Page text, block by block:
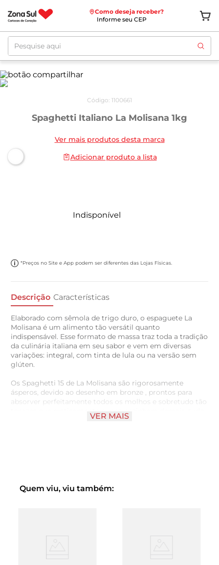
Como deseja receber?
Informe seu CEP
Pesquise aqui
Código: 1100661
Spaghetti Italiano La Molisana 1kg
Ver mais produtos desta marca
Adicionar produto a lista
Indisponível
*Preços no Site e App podem ser diferentes das Lojas Físicas.
Descrição Características
Elaborado com sêmola de trigo duro, o espaguete La
Molisana é um alimento tão versátil quanto
indispensável. Esse formato de massa traz toda a tradição
da culinária italiana em seu sabor e vem em diversas
variações: integral, com tinta de lula ou na versão sem
glúten.
Os Spaghetti 15 de La Molisana são rigorosamente
ásperos, devido ao desenho em bronze , prontos para
absorver perfeitamente todos os molhos e sobretudo tão
tenazes que praticamente nunca cozinham demais; tudo
isso graças ao teor de proteína de 14,5%.
Presentes em quase todas as gamas, os Esparguetes 15
Experimente a deliciosa receita com um produto típico
VER MAIS
Quem viu, viu também: